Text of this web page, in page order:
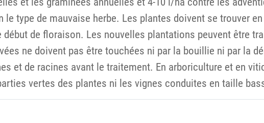
type de mauvaise herbe. Les plantes doivent se trouver
de floraison. Les nouvelles plantations peuvent être
ne doivent pas être touchées ni par la bouillie ni par la
et de racines avant le traitement. En arboriculture et en
vertes des plantes ni les vignes conduites en taille